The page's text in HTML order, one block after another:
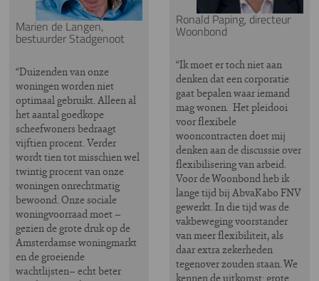
Marien de Langen,
bestuurder Stadgenoot
“Duizenden van onze
woningen worden niet
optimaal gebruikt. Alleen al
het aantal goedkope
scheefwoners bedraagt
vijftien procent. Verder
wordt tien tot misschien wel
twintig procent van onze
woningen onrechtmatig
bewoond. Onze sociale
woningvoorraad moet –
gezien de grote druk op de
Amsterdamse woningmarkt
en de groeiende
wachtlijsten– echt beter
Ronald Paping, directeur
Woonbond
“Ik moet er toch niet aan
denken dat een corporatie
gaat bepalen waar iemand
mag wonen. Het pleidooi
voor flexibele
wooncontracten doet mij
denken aan de discussie over
flexibilisering van arbeid.
Voor de Woonbond heb ik
lange tijd bij AbvaKabo FNV
gewerkt. In die tijd was de
vakbeweging voorstander
van meer flexibiliteit, als
daar extra zekerheden
tegenover zouden staan. We
kennen de uitkomst: grote